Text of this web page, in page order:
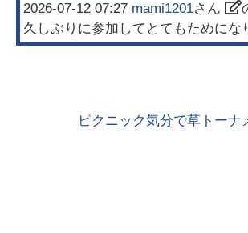
2026-07-12 07:27 mami1201さん
久しぶりに参加してとてもためにな
ピクニック気分で草トー